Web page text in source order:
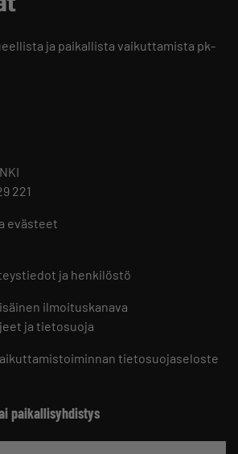
ja paikallista vaikuttamista pk-
221
evästeet
ja henkilöstö
ilmoituskanava
ja tietosuoja
tietosuojaseloste
paikallisyhdistys